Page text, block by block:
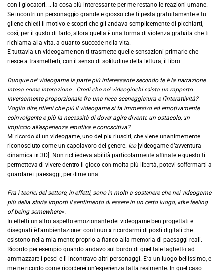
con i giocatori. .. la cosa più interessante per me restano le reazioni umane.
Se incontri un personaggio grande e grosso che ti pesta gratuitamente e tu
gliene chiedi il motivo e scopri che gli andava semplicemente di picchiarti,
così, per il gusto di farlo, allora quella è una forma di violenza gratuita che ti
richiama alla vita, a quanto succede nella vita.
E tuttavia un videogame non ti trasmette quelle sensazioni primarie che
riesce a trasmetterti, con il senso di solitudine della lettura, il libro.
Dunque nei videogame la parte più interessante secondo te è la narrazione
intesa come interazione… Credi che nei videogiochi esista un rapporto
inversamente proporzionale fra una ricca sceneggiatura e l’interattività?
Voglio dire, ritieni che più il videogame si fa immersivo ed emotivamente
coinvolgente e più la necessità di dover agire diventa un ostacolo, un
impiccio all’esperienza emotiva e conoscitiva?
Mi ricordo di un videogame, uno dei più riusciti, che viene unanimemente
riconosciuto come un capolavoro del genere: Ico [videogame d’avventura
dinamica in 3D]. Non richiedeva abilità particolarmente affinate e questo ti
permetteva di vivere dentro il gioco con molta più libertà, potevi soffermarti a
guardare i paesaggi, per dirne una.
Fra i teorici del settore, in effetti, sono in molti a sostenere che nei videogame
più della storia importi il sentimento di essere in un certo luogo, «the feeling
of being somewhere».
In effetti un altro aspetto emozionante dei videogame ben progettati e
disegnati è l’ambientazione: continuo a ricordarmi di posti digitali che
esistono nella mia mente proprio a fianco alla memoria di paesaggi reali.
Ricordo per esempio quando andavo sul bordo di quel tale laghetto ad
ammazzare i pesci e lì incontravo altri personaggi. Era un luogo bellissimo, e
me ne ricordo come ricorderei un’esperienza fatta realmente. In quel caso